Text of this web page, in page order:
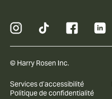
© Harry Rosen Inc.
Services d’accessibilité
Politique de confidentialité